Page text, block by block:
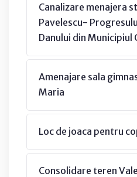
Canalizare menajera
Pavelescu-
Danului din Municipiul
Amenajare sala
Maria
Loc de joaca pentru
Consolidare teren